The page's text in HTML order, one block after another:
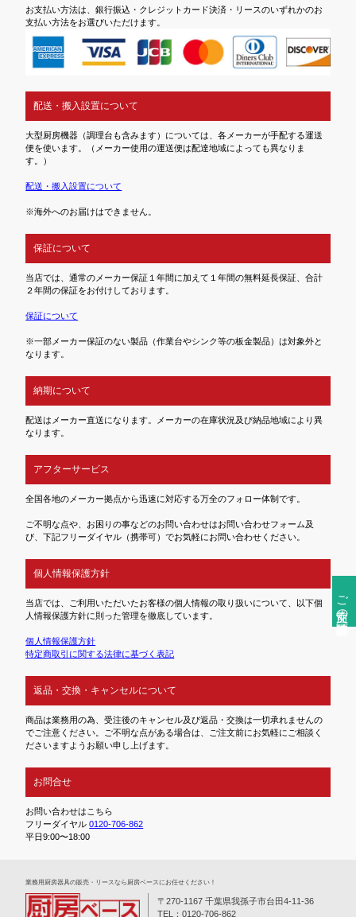
ご注文前の確認事項
お支払い方法は、銀行振込・クレジットカード決済・リースのいずれかのお
支払い方法をお選びいただけます。
配送・搬入設置について
大型厨房機器（調理台も含みます）については、各メーカーが手配する運送
便を使います。（メーカー使用の運送便は配達地域によっても異なりま
す。）
配送・搬入設置について
※海外へのお届けはできません。
保証について
当店では、通常のメーカー保証１年間に加えて１年間の無料延長保証、合計
２年間の保証をお付けしております。
保証について
※一部メーカー保証のない製品（作業台やシンク等の板金製品）は対象外と
なります。
納期について
配送はメーカー直送になります。メーカーの在庫状況及び納品地域により異
なります。
アフターサービス
全国各地のメーカー拠点から迅速に対応する万全のフォロー体制です。
ご不明な点や、お困りの事などのお問い合わせはお問い合わせフォーム及
び、下記フリーダイヤル（携帯可）でお気軽にお問い合わせください。
個人情報保護方針
当店では、ご利用いただいたお客様の個人情報の取り扱いについて、以下個
人情報保護方針に則った管理を徹底しています。
個人情報保護方針
特定商取引に関する法律に基づく表記
返品・交換・キャンセルについて
商品は業務用の為、受注後のキャンセル及び返品・交換は一切承れませんの
でご注意ください。ご不明な点がある場合は、ご注文前にお気軽にご相談く
ださいますようお願い申し上げます。
お問合せ
お問い合わせはこちら
フリーダイヤル0120-706-862
平日9:00〜18:00
業務⽤厨房器具の販売・リースなら厨房ベースにお任せください！
〒270-1167 千葉県我孫子市台田4-11-36
TEL：0120-706-862